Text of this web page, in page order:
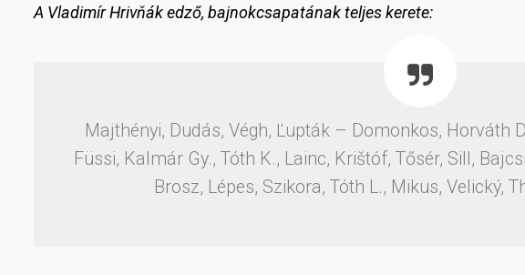
A Vladimír Hrivňák edző, bajnokcsapatának teljes kerete:
Majthényi, Dudás, Végh, Ľupták – Domonkos, Horváth
Füssi, Kalmár Gy., Tóth K., Lainc, Krištóf, Tősér, Sill,
Brosz, Lépes, Szikora, Tóth L., Mikus, Velický,